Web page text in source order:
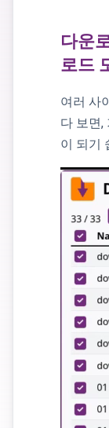
다운
로드
여러 사
다 보면,
이 되기